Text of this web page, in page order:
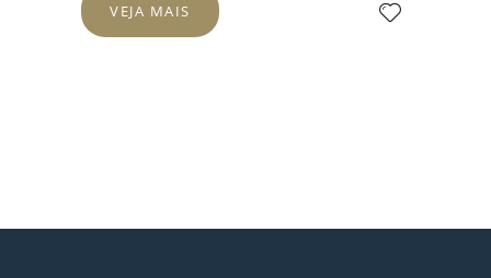
VEJA MAIS